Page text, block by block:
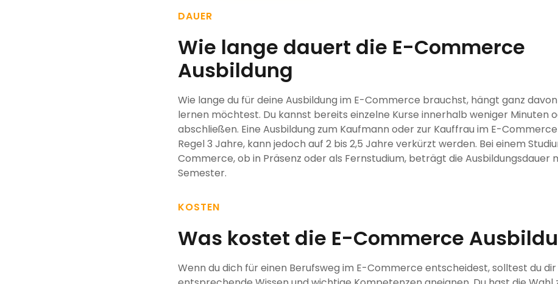
DAUER
Wie lange dauert die E-Commerce
Ausbildung
Wie lange du für deine Ausbildung im E-Commerce brauchst, hängt ganz
lernen möchtest. Du kannst bereits einzelne Kurse innerhalb weniger Minuten
abschließen. Eine Ausbildung zum Kaufmann oder zur Kauffrau im E-
Regel 3 Jahre, kann jedoch auf 2 bis 2,5 Jahre verkürzt werden. Bei einem
Commerce, ob in Präsenz oder als Fernstudium, beträgt die Ausbildungsdauer
Semester.
KOSTEN
Was kostet die E-Commerce
Wenn du dich für einen Berufsweg im E-Commerce entscheidest, solltest du dir